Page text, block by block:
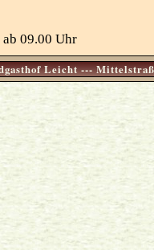
ab 09.00 Uhr
Leicht ---